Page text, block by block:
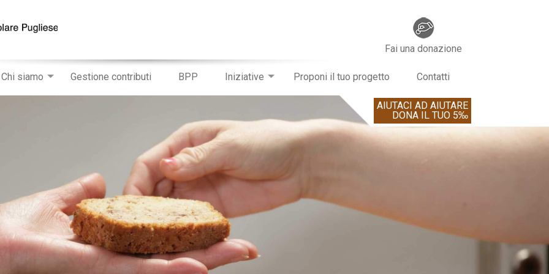
Fai una donazione
Chi siamo Gestione contributi BPP Iniziative Proponi il tuo progetto Contatti
AIUTACI AD AIUTARE
DONA IL TUO 5‰